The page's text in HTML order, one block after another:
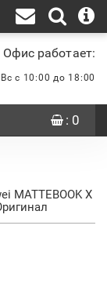
Офис работает:
с 10:00 до 18:00
: 0
MATTEBOOK X